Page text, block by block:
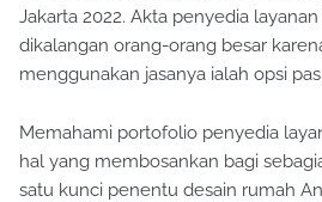
Jakarta 2022. Akta penyedia
dikalangan orang-orang besar
menggunakan jasanya ialah opsi pas.
Memahami portofolio penyedia
hal yang membosankan bagi
satu kunci penentu desain rumah